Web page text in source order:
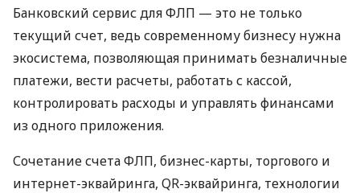
Банковский сервис для ФЛП — это не только
текущий счет, ведь современному бизнесу нужна
экосистема, позволяющая принимать безналичные
платежи, вести расчеты, работать с кассой,
контролировать расходы и управлять финансами
из одного приложения.
Сочетание счета ФЛП, бизнес-карты, торгового и
интернет-эквайринга, QR-эквайринга, технологии